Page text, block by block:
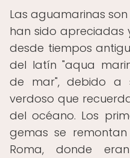
Las aguamarinas
han sido apreciadas
desde tiempos
del latín "aqua
de mar", debido a
verdoso que
del océano. Los
gemas se
Roma, donde